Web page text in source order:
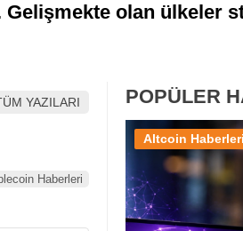
olan ülkeler
YAZILARI
Haberleri
POPÜLER
Altcoin Haberleri